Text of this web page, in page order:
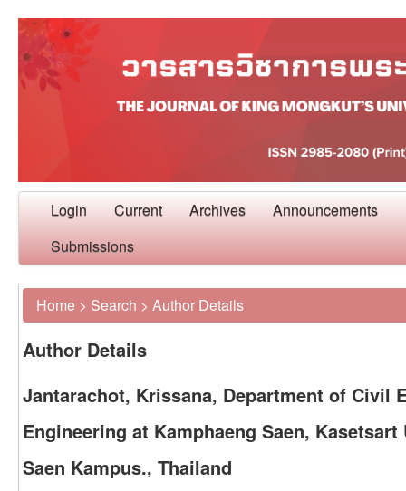
Login Current Archives Announcements
Submissions
Home > Search > Author Details
Author Details
Jantarachot, Krissana, Department of Civil
Engineering at Kamphaeng Saen,
Saen Kampus., Thailand